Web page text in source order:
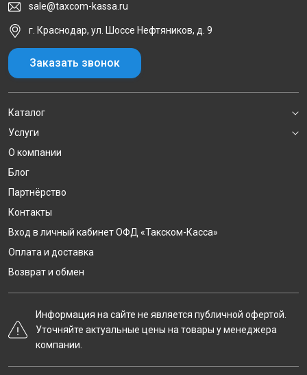
sale@taxcom-kassa.ru
г. Краснодар, ул. Шоссе Нефтяников, д. 9
Заказать звонок
Каталог
Услуги
О компании
Блог
Партнёрство
Контакты
Вход в личный кабинет ОФД «Такском-Касса»
Оплата и доставка
Возврат и обмен
Информация на сайте не является публичной офертой.
Уточняйте актуальные цены на товары у менеджера
компании.